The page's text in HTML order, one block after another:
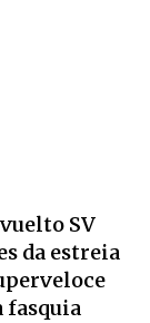
SV
da estreia
fasquia